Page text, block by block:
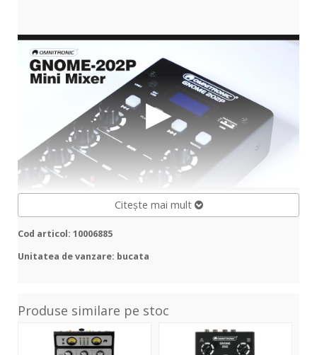
Citește mai mult
Cod articol: 10006885
Unitatea de vanzare: bucata
Produse similare pe stoc
GNOME-